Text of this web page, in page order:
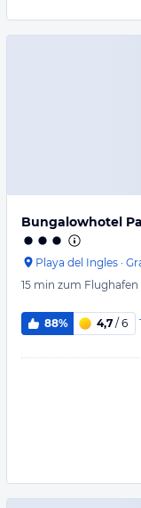
Bungalowhotel
Playa del Ingles ·
15 min zum Flughafen
88% 4,7 / 6